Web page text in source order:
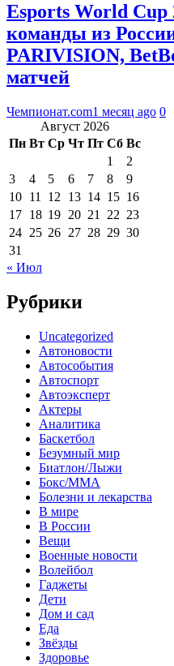
Esports World Cup
команды из
PARIVISION,
матчей
Чемпионат.com1 месяц ago 0
Август 2026
Пн Вт Ср Чт Пт Сб Вс
1
2
3
4 5 6 7 8
9
10 11 12 13 14 15 16
17 18 19 20 21 22 23
24 25 26 27 28 29 30
31
« Июл
Рубрики
Uncategorized
Автоновости
Автособытия
Автоспорт
Автоэксперт
Актеры
Аналитика
Баскетбол
Безумный мир
Биатлон/Лыжи
Бокс/MMA
Болезни и лекарства
В мире
В России
Вещи
Военные новости
Волейбол
Гаджеты
Дети
Дом и сад
Еда
Звёзды
Здоровье